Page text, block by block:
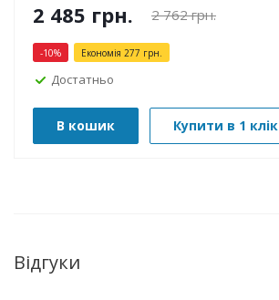
2 485 грн. 2 762грн.
-10% Економія 277 грн.
Достатньо
В кошик Купити в 1 клік
Відгуки